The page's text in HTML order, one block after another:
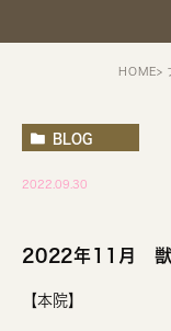
HOME
BLOG
2022.09.30
2022年11月 獣
【本院】